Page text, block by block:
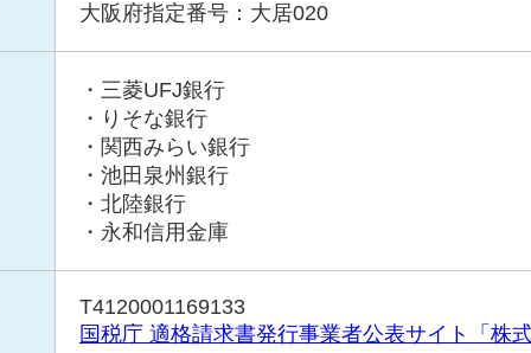
大阪府指定番号：大居020
・三菱UFJ銀行
・りそな銀行
・関西みらい銀行
・池田泉州銀行
・北陸銀行
・永和信用金庫
T4120001169133
国税庁 適格請求書発行事業者公表サイト「株